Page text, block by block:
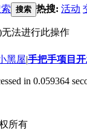
搜索 热搜: 活动
法进行此操作
黑屋|手把手项目
in 0.059364
所有